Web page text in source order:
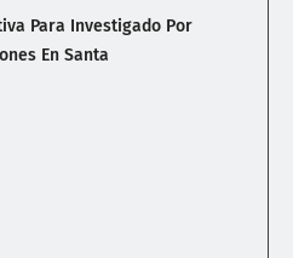
Para Investigado Por
En Santa